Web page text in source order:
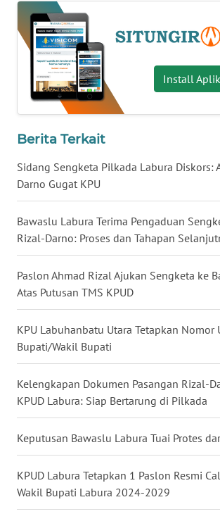
Install
Berita Terkait
Sidang Sengketa Pilkada Labura Diskors:
Darno Gugat KPU
Bawaslu Labura Terima Pengaduan
Rizal-Darno: Proses dan Tahapan
Paslon Ahmad Rizal Ajukan Sengketa ke
Atas Putusan TMS KPUD
KPU Labuhanbatu Utara Tetapkan Nomor
Bupati/Wakil Bupati
Kelengkapan Dokumen Pasangan Rizal-
KPUD Labura: Siap Bertarung di Pilkada
Keputusan Bawaslu Labura Tuai Protes
KPUD Labura Tetapkan 1 Paslon Resmi
Wakil Bupati Labura 2024-2029
KALTARA
WN
KALSEL
WN
KALTIM
SULSEL
WN
GORONTALO
WN
WN
DANAU
TOBA